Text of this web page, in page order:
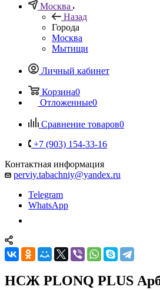
Москва
Назад
Города
Москва
Мытищи
Личный кабинет
Корзина0
Отложенные0
Сравнение товаров0
+7 (903) 154-33-16
Контактная информация
perviy.tabachniy@yandex.ru
Telegram
WhatsApp
НСЖ PLONQ PLUS